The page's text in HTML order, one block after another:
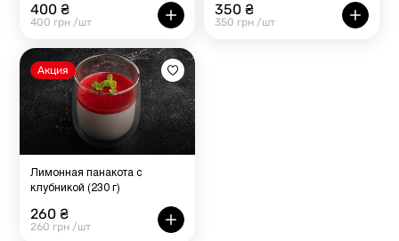
400 ₴
400 грн /шт
350 ₴
350 грн /шт
Акция
Лимонная панакота с
клубникой (230 г)
260 ₴
260 грн /шт